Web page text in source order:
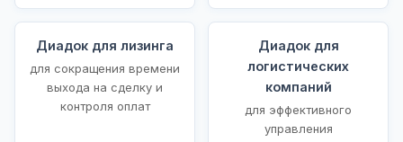
Диадок для лизинга
для сокращения времени
выхода на сделку и
контроля оплат
Диадок для
логистических
компаний
для эффективного
управления